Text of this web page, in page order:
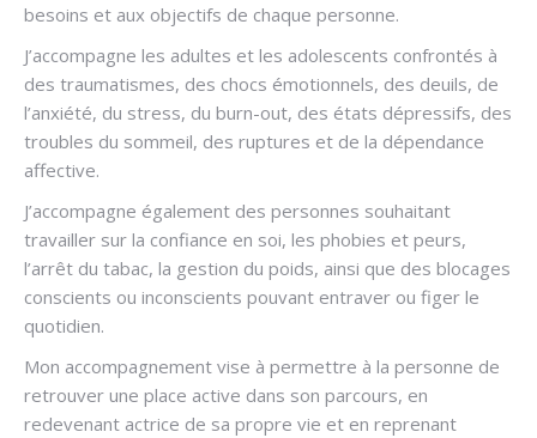
besoins et aux objectifs de chaque personne.
J’accompagne les adultes et les adolescents confrontés à
des traumatismes, des chocs émotionnels, des deuils, de
l’anxiété, du stress, du burn-out, des états dépressifs, des
troubles du sommeil, des ruptures et de la dépendance
affective.
J’accompagne également des personnes souhaitant
travailler sur la confiance en soi, les phobies et peurs,
l’arrêt du tabac, la gestion du poids, ainsi que des blocages
conscients ou inconscients pouvant entraver ou figer le
quotidien.
Mon accompagnement vise à permettre à la personne de
retrouver une place active dans son parcours, en
redevenant actrice de sa propre vie et en reprenant